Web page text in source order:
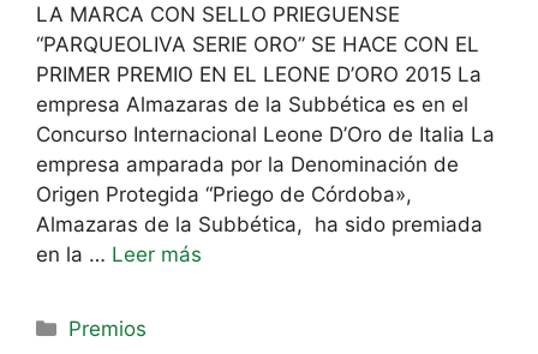
LA MARCA CON SELLO PRIEGUENSE
“PARQUEOLIVA SERIE ORO” SE HACE CON EL
PRIMER PREMIO EN EL LEONE D’ORO 2015 La
empresa Almazaras de la Subbética es en el
Concurso Internacional Leone D’Oro de Italia La
empresa amparada por la Denominación de
Origen Protegida “Priego de Córdoba»,
Almazaras de la Subbética, ha sido premiada
en la … Leer más
Premios